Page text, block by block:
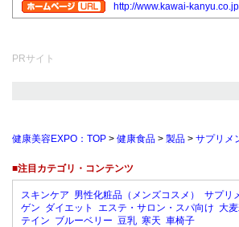
http://www.kawai-
PRサイト
健康美容EXPO：TOP > 健康食品 > 製品 > サプリメ
■注目カテゴリ・コンテンツ
スキンケア 男性化粧品（メンズコスメ） サプリ
ゲン ダイエット エステ・サロン・スパ向け 大
テイン ブルーベリー 豆乳 寒天 車椅子